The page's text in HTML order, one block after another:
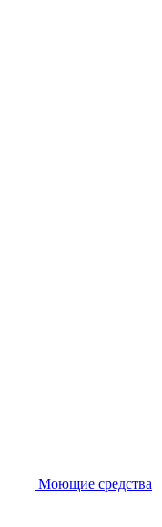
Моющие средства